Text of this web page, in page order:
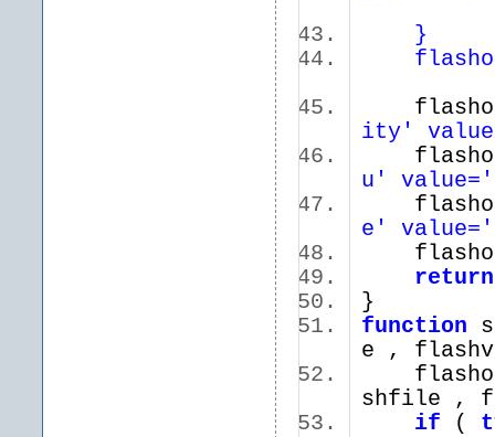
}
ity'
u'
e'
return
}
function
e ,
shfile ,
if (